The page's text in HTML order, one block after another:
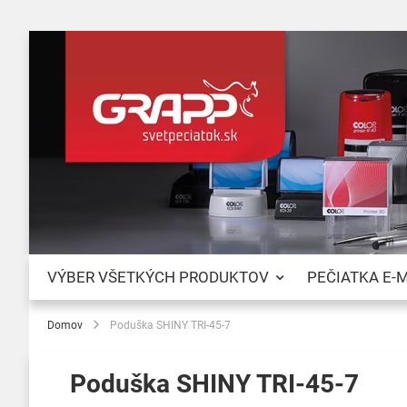
VÝBER VŠETKÝCH PRODUKTOV PEČIATKA E-
Domov Poduška SHINY TRI-45-7
Poduška SHINY TRI-45-7